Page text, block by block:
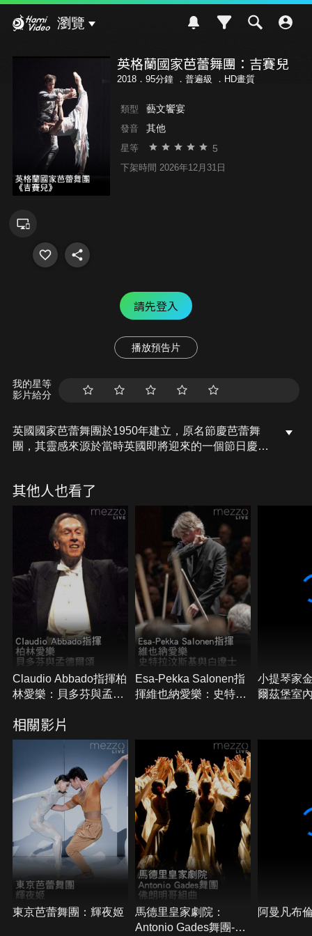
瀏覽
英格蘭國家芭蕾舞團：吉賽兒
2018．95分鐘 ． 普遍級 ．HD畫質
類型 藝文饗宴
發音 其他
星等 5
下架時間 2026年12月31日
請先登入
播放預告片
我的星等
影片給分
英國國家芭蕾舞團於1950年建立，原名節慶芭蕾舞
團，其靈感來源於當時英國即將迎來的一個節日慶
《天鵝湖》、《吉賽爾》以及芭蕾舞新作《嚴厲的格
什溫》和《冰雪女王與農牧神》等。舞團原創和通俗
的劇目都經過精挑細選，激越華彩且別具一格，在留
住老觀眾和發展新觀眾的同時，也向才華橫溢的舞者
和編舞者提出了更高的要求和挑戰。
其他人也看了
Claudio Abbado指揮柏
林愛樂：貝多芬與孟德
Esa-Pekka Salonen指
揮維也納愛樂：史特拉
小提琴家
爾茲堡室
相關影片
東京芭蕾舞團：輝夜姬
馬德里皇家劇院：
Antonio Gades舞團-佛
阿曼凡布